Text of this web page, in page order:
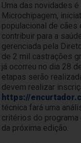
Uma das novidades
Microchipagem,
populacional de cães
contribuir para a
gerenciada pela
de 2 mil castrações
já ocorreu no dia 28
etapas serão
devem realizar
https://
técnica fará uma
critérios do programa
da próxima edição.